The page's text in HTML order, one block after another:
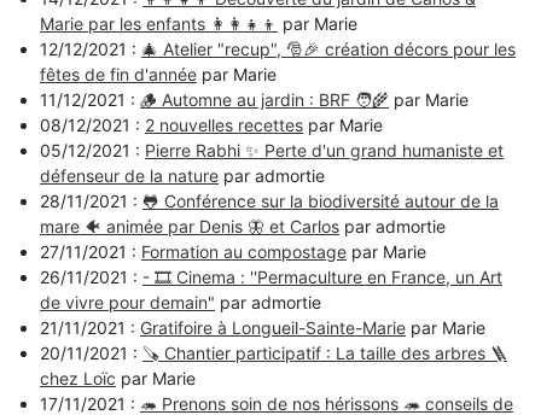
Marie par les enfants 👩‍👩‍👧‍👦 par Marie
12/12/2021 : 🎄 Atelier "recup", 🎅🎉 création décors pour les
fêtes de fin d'année par Marie
11/12/2021 : 🪵 Automne au jardin : BRF 🧑‍🌾 par Marie
08/12/2021 : 2 nouvelles recettes par Marie
05/12/2021 : Pierre Rabhi ✨ Perte d'un grand humaniste et
défenseur de la nature par admortie
28/11/2021 : 🐸 Conférence sur la biodiversité autour de la
mare 🐠 animée par Denis 🦋 et Carlos par admortie
27/11/2021 : Formation au compostage par Marie
26/11/2021 : - 🎞️ Cinema : ''Permaculture en France, un Art
de vivre pour demain" par admortie
21/11/2021 : Gratifoire à Longueil-Sainte-Marie par Marie
20/11/2021 : 🪚 Chantier participatif : La taille des arbres 🪜
chez Loïc par Marie
17/11/2021 : 🦔 Prenons soin de nos hérissons 🦔 conseils de